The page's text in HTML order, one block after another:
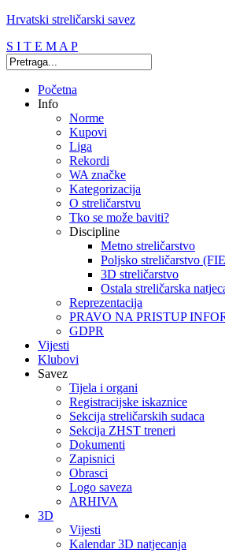
Hrvatski streličarski savez
S I T E M A P
Početna
Info
Norme
Kupovi
Liga
Rekordi
WA značke
Kategorizacija
O streličarstvu
Tko se može baviti?
Discipline
Metno streličarstvo
Poljsko streličarstvo
3D streličarstvo
Ostala streličarska
Reprezentacija
PRAVO NA PRISTUP
GDPR
Vijesti
Klubovi
Savez
Tijela i organi
Registracijske iskaznice
Sekcija streličarskih sudaca
Sekcija ZHST treneri
Dokumenti
Zapisnici
Obrasci
Logo saveza
ARHIVA
3D
Vijesti
Kalendar 3D natjecanja